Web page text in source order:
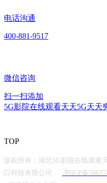
电话沟通
400-881-9517
微信咨询
扫一扫添加
5G影院在线观看天天5G天天
TOP
版权所有：湖北5G影院在线观
口科技有限公司
鄂ICP备